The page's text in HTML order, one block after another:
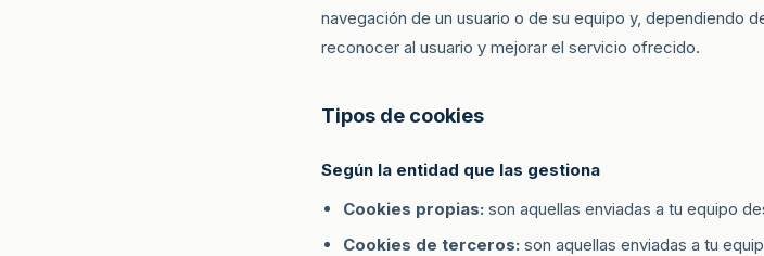
navegación de un usuario o de su equipo y, dependiendo
reconocer al usuario y mejorar el servicio ofrecido.
Tipos de cookies
Según la entidad que las gestiona
Cookies propias: son aquellas enviadas a tu equipo
Cookies de terceros: son aquellas enviadas a tu